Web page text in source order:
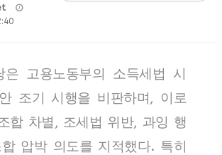
은 고용노동부의 소득세법 시
조기 시행을 비판하며, 이로
합 차별, 조세법 위반, 과잉 행
압박 의도를 지적했다. 특히